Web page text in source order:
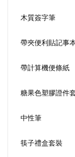
木質簽字筆
帶夾便利貼記事
帶計算機便條紙
糖果色塑膠證件
中性筆
筷子禮盒套裝